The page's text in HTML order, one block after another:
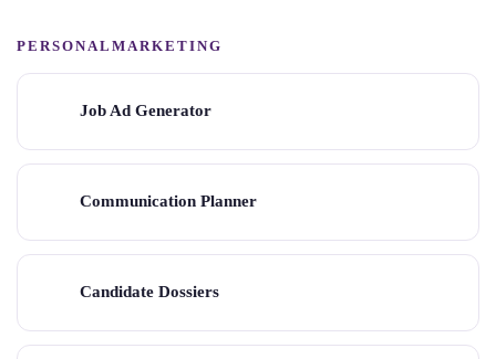
PERSONALMARKETING
Job Ad Generator
Communication Planner
Candidate Dossiers